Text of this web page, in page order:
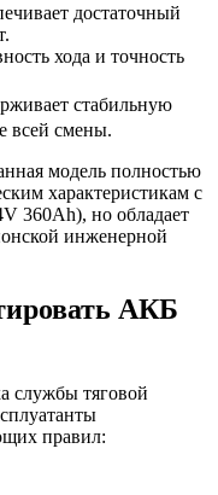
достаточный
хода и точность
стабильную
всей смены.
модель полностью
характеристикам с
360Ah), но обладает
инженерной
АКБ
службы тяговой
правил: